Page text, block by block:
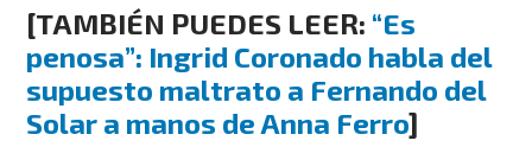
[TAMBIÉN PUEDES LEER: “Es
penosa”: Ingrid Coronado habla del
supuesto maltrato a Fernando del
Solar a manos de Anna Ferro]